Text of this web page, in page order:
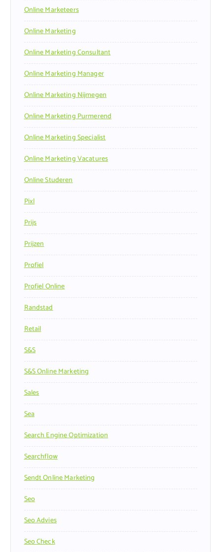
Online Marketeers
Online Marketing
Online Marketing Consultant
Online Marketing Manager
Online Marketing Nijmegen
Online Marketing Purmerend
Online Marketing Specialist
Online Marketing Vacatures
Online Studeren
Pixl
Prijs
Prijzen
Profiel
Profiel Online
Randstad
Retail
S&s
S&s Online Marketing
Sales
Sea
Search Engine Optimization
Searchflow
Sendt Online Marketing
Seo
Seo Advies
Seo Check